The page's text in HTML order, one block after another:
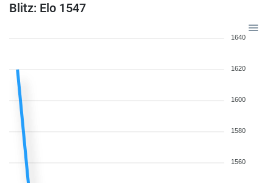
Blitz: Elo 1547
1640
1620
1600
1580
1560